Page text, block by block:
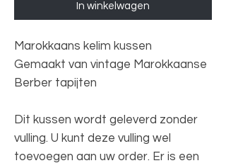
In winkelwagen
Marokkaans kelim kussen
Gemaakt van vintage Marokkaanse
Berber tapijten
Dit kussen wordt geleverd zonder
vulling. U kunt deze vulling wel
toevoegen aan uw order. Er is een